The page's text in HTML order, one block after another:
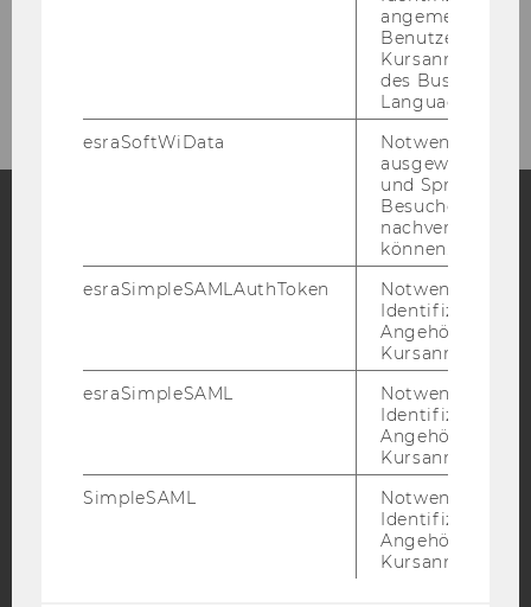
Blog
Bluesky
BARRIEREFREIHEITSERKLÄRUNG WEBSEITE
DATENSCHUTZERKLÄRUNG
angemeldeten
Benutzers im
des Business
Language
esraSoftWiData
Notwendig um
ausgewählte
und
Besuchers
nachverfolgen
können.
esraSimpleSAMLAuthToken
Notwendig zur
Identifizierung
Angehörige/r für
Kursanmeldung.
esraSimpleSAML
Notwendig zur
Identifizierung
Angehörige/r für
Kursanmeldung.
SimpleSAML
Notwendig zur
Identifizierung
Angehörige/r für
Kursanmeldung.